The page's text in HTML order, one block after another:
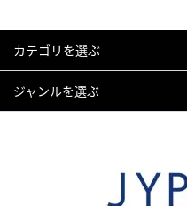
カテゴリを選ぶ
ジャンルを選ぶ